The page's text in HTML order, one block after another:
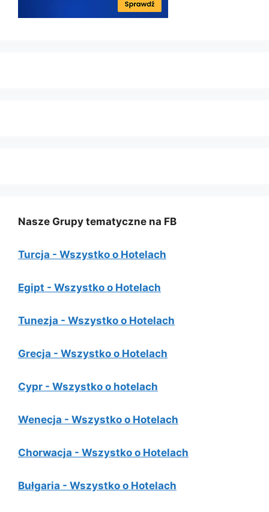
Nasze Grupy tematyczne na FB
Turcja - Wszystko o Hotelach
Egipt - Wszystko o Hotelach
Tunezja - Wszystko o Hotelach
Grecja - Wszystko o Hotelach
Cypr - Wszystko o hotelach
Wenecja - Wszystko o Hotelach
Chorwacja - Wszystko o Hotelach
Bułgaria - Wszystko o Hotelach